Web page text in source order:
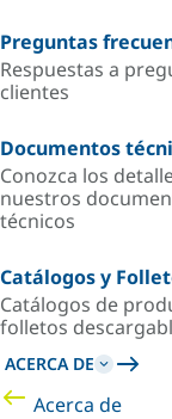
Preguntas
Respuestas a
clientes
Documentos
Conozca los
nuestros
técnicos
Catálogos y
Catálogos de
folletos
ACERCA DE
Acerca de